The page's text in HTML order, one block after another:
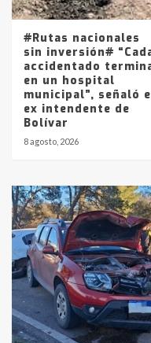
5
entre 857
#Rutas nacionales
sin inversión#
accidentado
en un hospital
municipal”, señaló
ex intendente de
Bolívar
8 agosto, 2026